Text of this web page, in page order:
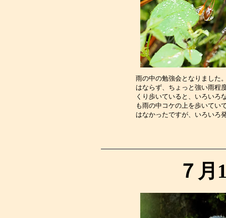
雨の中の勉強会となりました
はならず、ちょっと強い雨程
くり歩いていると、いろいろ
も雨の中コケの上を歩いてい
はなかったですが、いろ
７月